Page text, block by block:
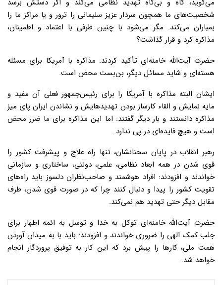
می‌گوید، گاه و بی‌گاه تهدید نظامی می‌کند و اگر دستش برسد
شخصیت‌های ما همچون سردار عزیز سلیمانی را ترور و یا مراکز ما را
بمباران می‌کند. مگر می‌شود با چنین طرفی با اعتماد و اطمینان،
مذاکره کرد و قرار گذاشت؟
حضرت آیت‌الله خامنه‌ای تأکید کردند: مذاکره با آمریکا برای مسئله
هسته‌ای و شاید مسائل دیگر، بن‌بست محض است.
ایشان البته مذاکره با آمریکا را برای رئیس‌جمهور فعلی آن مفید و
مایه نمایش و القاء کارساز بودن تهدیدهایش و نشاندن ایران پای میز
مذاکره دانستند و بار دیگر گفتند: اما این مذاکره برای ما ضرر محض
است و هیچ فایده‌ای در پی ندارد.
رهبر انقلاب در پایان سخنانشان، تنها راه علاج و پیشرفت کشور را
قوی شدن در همه ابعاد نظامی، علمی، دولتی، ساختاری و سازمانی
خواندند و افزودند: افراد هوشمند و صاحب‌نظران دلسوز باید راه‌های
تقویت کشور را پیدا و دنبال کنند چرا که در صورت قوی شدن، طرف
مقابل دیگر حتی تهدید هم نمی‌کند.
حضرت آیت‌الله خامنه‌ای توکل به خدا و توسل به ائمه اطهار برای
جلب کمک الهی را ضروری خواندند و افزودند: باید با به میدان آوردن
همت ملی، کارها را پیش برد که این کار به توفیق پروردگار انجام
خواهد شد.